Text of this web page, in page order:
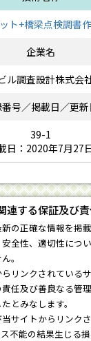
ト+橋梁点検調書
ル調査設計株式会
39-1
日：2020年7月27
連する保証及び
の正確な情報を掲
全性、適切性につ
。
リンクされている
任及び善良なる管
とみなします。
サイトからリンク
不能の結果生じる